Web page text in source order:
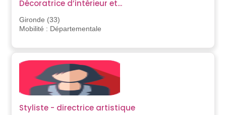
Décoratrice d’intérieur et...
Gironde (33)
Mobilité : Départementale
Styliste - directrice artistique